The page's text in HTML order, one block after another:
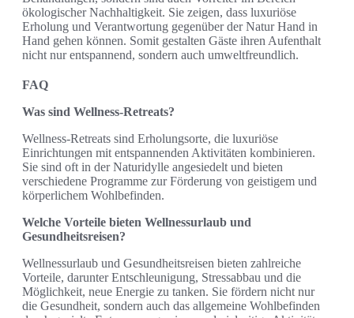
ökologischer Nachhaltigkeit. Sie zeigen, dass luxuriöse
Erholung und Verantwortung gegenüber der Natur Hand in
Hand gehen können. Somit gestalten Gäste ihren Aufenthalt
nicht nur entspannend, sondern auch umweltfreundlich.
FAQ
Was sind Wellness-Retreats?
Wellness-Retreats sind Erholungsorte, die luxuriöse
Einrichtungen mit entspannenden Aktivitäten kombinieren.
Sie sind oft in der Naturidylle angesiedelt und bieten
verschiedene Programme zur Förderung von geistigem und
körperlichem Wohlbefinden.
Welche Vorteile bieten Wellnessurlaub und
Gesundheitsreisen?
Wellnessurlaub und Gesundheitsreisen bieten zahlreiche
Vorteile, darunter Entschleunigung, Stressabbau und die
Möglichkeit, neue Energie zu tanken. Sie fördern nicht nur
die Gesundheit, sondern auch das allgemeine Wohlbefinden